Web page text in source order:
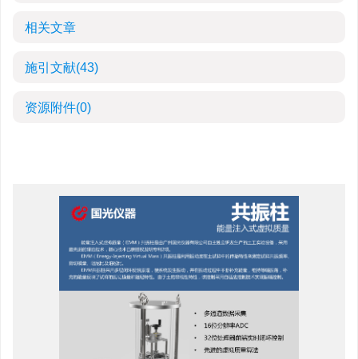
相关文章
施引文献(43)
资源附件(0)